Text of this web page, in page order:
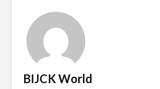
BIJCK World